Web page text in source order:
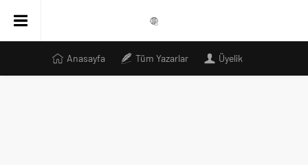
Anasayfa Tüm Yazarlar Üyelik